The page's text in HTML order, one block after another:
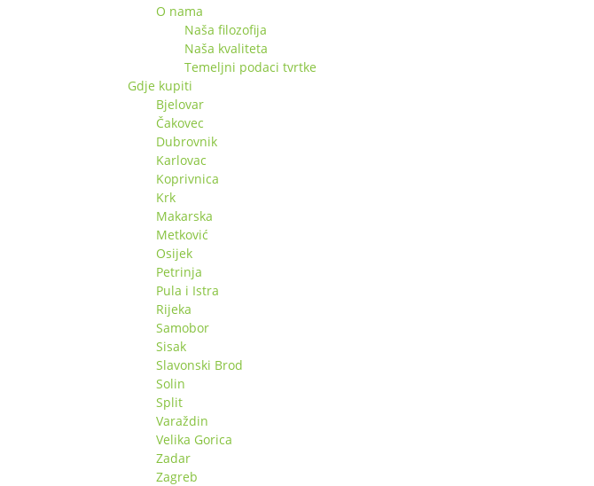
O nama
Naša filozofija
Naša kvaliteta
Temeljni podaci tvrtke
Gdje kupiti
Bjelovar
Čakovec
Dubrovnik
Karlovac
Koprivnica
Krk
Makarska
Metković
Osijek
Petrinja
Pula i Istra
Rijeka
Samobor
Sisak
Slavonski Brod
Solin
Split
Varaždin
Velika Gorica
Zadar
Zagreb